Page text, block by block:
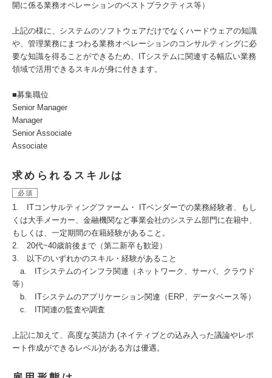
開に係る業務オペレーションのベストプラクティス等）
上記の様に、システムのソフトウェアだけでなくハードウェアの知識
や、管理業務にまつわる業務オペレーションのコンサルティングに必
要な知識を得ることができるため、ITシステムに関連する幅広い業務
領域で活用できるスキルが身に付きます。
■募集職位
Senior Manager
Manager
Senior Associate
Associate
求められるスキルは
必須
1. ITコンサルティングファーム・ ITベンダーでの業務経験者、もし
くは大手メーカー、金融機関など事業会社のシステム部門に在籍中、
もしくは、一定期間の在籍経験があること。
2. 20代~40歳前後まで（第二新卒も歓迎）
3. 以下のいずれかのスキル・経験があること
a. ITシステムのインフラ関連（ネットワーク、サーバ、クラウド
等）
b. ITシステムのアプリケーション関連（ERP、データベース等）
c. IT関連の監査や調査
上記に加えて、高度な英語力 (ネイティブとの込み入った議論やレポ
ート作成ができるレベル)がある方は優遇。